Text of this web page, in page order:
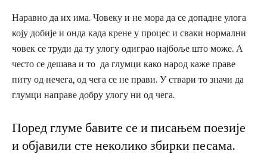
Наравно да их има. Човеку и не мора да се допадне улога
коју добије и онда када крене у процес и сваки нормални
човек се труди да ту улогу одиграо најбоље што може. А
често се дешава и то да глумци како народ каже праве
питу од нечега, од чега се не прави. У ствари то значи да
глумци направе добру улогу ни од чега.
Поред глуме бавите се и писањем поезије
и објавили сте неколико збирки песама.